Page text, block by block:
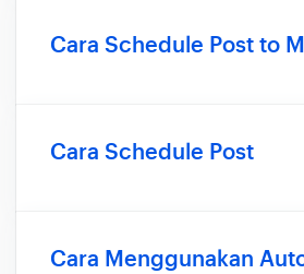
Cara Schedule Post to
Cara Schedule Post
Cara Menggunakan